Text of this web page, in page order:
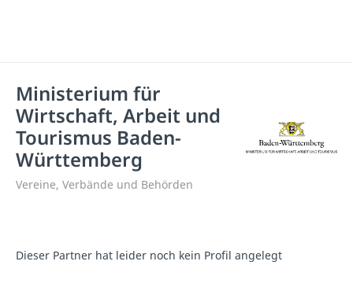
Ministerium für
Wirtschaft, Arbeit und
Tourismus Baden-
Württemberg
Vereine, Verbände und Behörden
Dieser Partner hat leider noch kein Profil angelegt